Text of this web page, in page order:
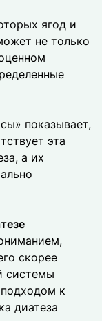
ягод и
не только
показывает,
эта
а их
скорее
системы
к
диатеза